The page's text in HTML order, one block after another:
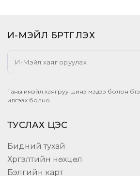
И-МЭЙЛ БҮРТГҮҮЛЭХ​
Таны имэйл хаягруу шинэ мэдээ болон
илгээх болно.
ТУСЛАХ ЦЭС
Бидний тухай
Хүргэлтийн нөхцөл
Бэлгийн карт